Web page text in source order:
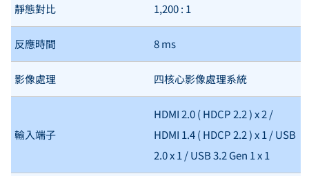
靜態對比 1,200 : 1
反應時間 8 ms
影像處理 四核心影像處理系統
輸入端子
HDMI 2.0 ( HDCP 2.2 ) x 2 /
HDMI 1.4 ( HDCP 2.2 ) x 1 / USB
2.0 x 1 / USB 3.2 Gen 1 x 1